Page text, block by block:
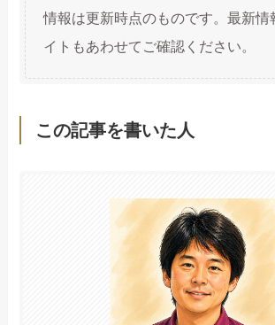
情報は更新時点のものです。最新情
イトもあわせてご確認ください。
この記事を書いた人